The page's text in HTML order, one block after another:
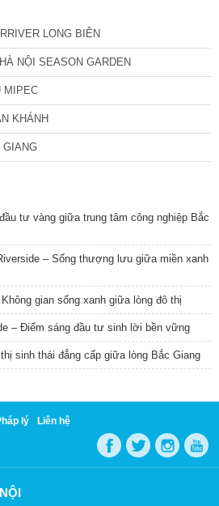
LONG BIÊN
NỘI SEASON GARDEN
MIPEC
KHÁNH
GIANG
tư vàng giữa trung tâm công nghiệp Bắc
– Sống thượng lưu giữa miền xanh
gian sống xanh giữa lòng đô thị
– Điểm sáng đầu tư sinh lời bền vững
sinh thái đẳng cấp giữa lòng Bắc Giang
lý Liên hệ